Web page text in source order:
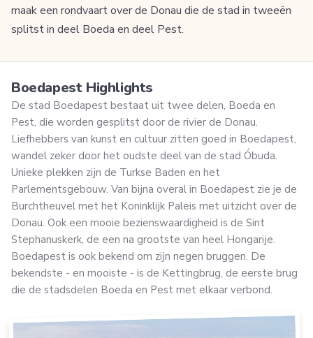
maak een rondvaart over de Donau die de stad in tweeën
splitst in deel Boeda en deel Pest.
Boedapest Highlights
De stad Boedapest bestaat uit twee delen, Boeda en
Pest, die worden gesplitst door de rivier de Donau.
Liefhebbers van kunst en cultuur zitten goed in Boedapest,
wandel zeker door het oudste deel van de stad Óbuda.
Unieke plekken zijn de Turkse Baden en het
Parlementsgebouw. Van bijna overal in Boedapest zie je de
Burchtheuvel met het Koninklijk Paleis met uitzicht over de
Donau. Ook een mooie bezienswaardigheid is de Sint
Stephanuskerk, de een na grootste van heel Hongarije.
Boedapest is ook bekend om zijn negen bruggen. De
bekendste - en mooiste - is de Kettingbrug, de eerste brug
die de stadsdelen Boeda en Pest met elkaar verbond.